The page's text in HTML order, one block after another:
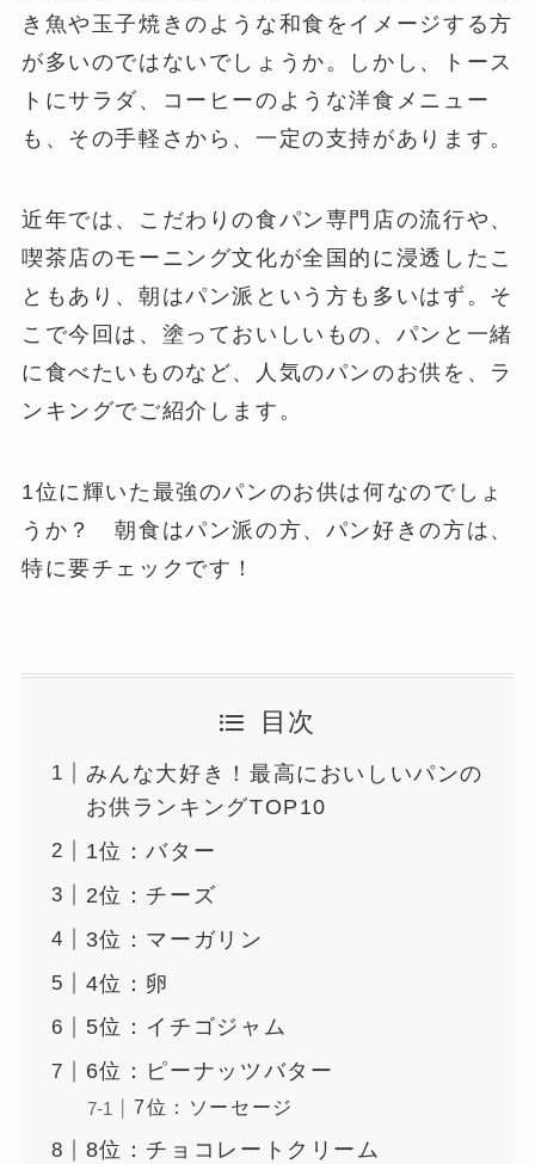
き魚や玉子焼きのような和食をイメージする方
が多いのではないでしょうか。しかし、トース
トにサラダ、コーヒーのような洋食メニュー
も、その手軽さから、一定の支持があります。
近年では、こだわりの食パン専門店の流行や、
喫茶店のモーニング文化が全国的に浸透したこ
ともあり、朝はパン派という方も多いはず。そ
こで今回は、塗っておいしいもの、パンと一緒
に食べたいものなど、人気のパンのお供を、ラ
ンキングでご紹介します。
1位に輝いた最強のパンのお供は何なのでしょ
うか？ 朝食はパン派の方、パン好きの方は、
特に要チェックです！
目次
みんな大好き！最高においしいパンの
お供ランキングTOP10
1位：バター
2位：チーズ
3位：マーガリン
4位：卵
5位：イチゴジャム
6位：ピーナッツバター
7位：ソーセージ
8位：チョコレートクリーム